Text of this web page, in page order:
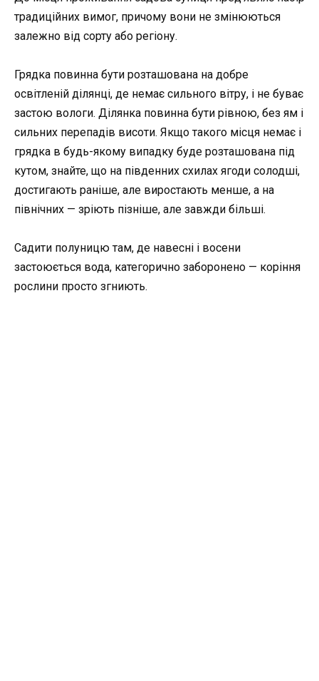
традиційних вимог, причому вони не змінюються
залежно від сорту або регіону.
Грядка повинна бути розташована на добре
освітленій ділянці, де немає сильного вітру, і не буває
застою вологи. Ділянка повинна бути рівною, без ям і
сильних перепадів висоти. Якщо такого місця немає і
грядка в будь-якому випадку буде розташована під
кутом, знайте, що на південних схилах ягоди солодші,
достигають раніше, але виростають менше, а на
північних — зріють пізніше, але завжди більші.
Садити полуницю там, де навесні і восени
застоюється вода, категорично заборонено — коріння
рослини просто згниють.